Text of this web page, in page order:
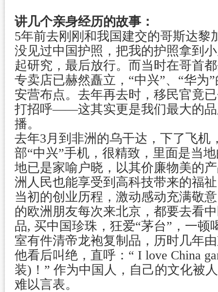
讲几个亲身经历的故事：
5年前去刚刚和我国建交的哥斯达黎
没见过中国护照，把我的护照拿到
起研究，最后放行。而当时在哥首
专卖店已赫然矗立，“中兴”、“华为
安营布点。去年再去时，移民官竟
打招呼——这其实更是我们最大的品
播。
去年3月到非洲的乌干达，下了飞机
部“中兴”手机，很精致，里面是当
地已是家喻户晓，以其价廉物美的
洲人民也能享受到高科技带来的福
当初的创业历程，激动感动充满敬
的欧洲朋友每次来北京，都要去看
品, 买中国珍珠，狂爱“茅台”，一顿
室有件清帝龙袍复制品，历时几年
他看后叫绝，直呼：“ I love China
装)！” 作为中国人，自己的文化被
难以言表。